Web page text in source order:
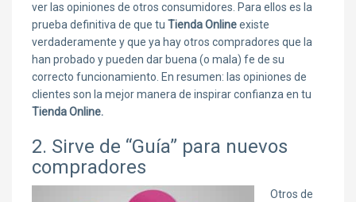
ver las opiniones de otros consumidores. Para ellos es la
prueba definitiva de que tu Tienda Onlineexiste
verdaderamente y que ya hay otros compradores que la
han probado y pueden dar buena (o mala) fe de su
correcto funcionamiento. En resumen: las opiniones de
clientes son la mejor manera de inspirar confianza en tu
Tienda Online.
2. Sirve de “Guía” para nuevos
compradores
Otros de